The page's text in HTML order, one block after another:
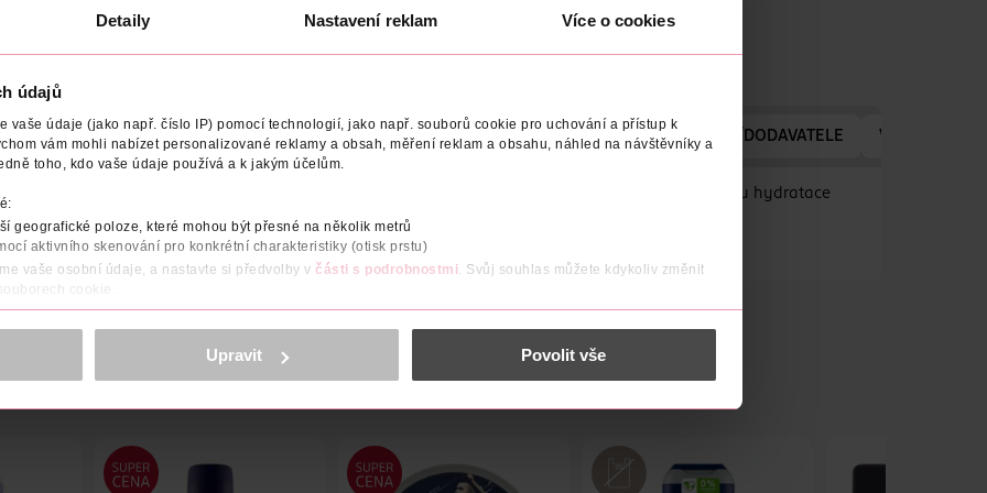
Detaily Nastavení reklam Více o cookies
údajů
vaše údaje (jako např. číslo IP) pomocí technologií, jako např. souborů cookie pro uchování a přístup k
vám mohli nabízet personalizované reklamy a obsah, měření reklam a obsahu, náhled na návštěvníky a
toho, kdo vaše údaje používá a k jakým účelům.
geografické poloze, které mohou být přesné na několik metrů
aktivního skenování pro konkrétní charakteristiky (otisk prstu)
vaše osobní údaje, a nastavte si předvolby v části s podrobnostmi . Svůj souhlas můžete kdykoliv změnit
cookie.
a reklam, funkcí sociálních médií, analýze návštěvnosti, které mohou nést osobní údaje.
osobních údajů.
<
Upravit Povolit vše
NÁZEV VÝROBCE/DODAVATELE ADRESA VÝROBCE/DODAVATELE KONTAKT NA VÝROBCE/DODAVATELE VYROBENO V
a poskytuje 3x hydratační účinek: - Okamžitě revitalizuje a osvěžuje pleť. - Obnovuje rovnováhu hydratace